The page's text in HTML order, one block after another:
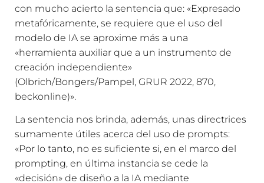
con mucho acierto la sentencia que: «Expresado
metafóricamente, se requiere que el uso del
modelo de IA se aproxime más a una
«herramienta auxiliar que a un instrumento de
creación independiente»
(Olbrich/Bongers/Pampel, GRUR 2022, 870,
beckonline)».
La sentencia nos brinda, además, unas directrices
sumamente útiles acerca del uso de prompts:
«Por lo tanto, no es suficiente si, en el marco del
prompting, en última instancia se cede la
«decisión» de diseño a la IA mediante